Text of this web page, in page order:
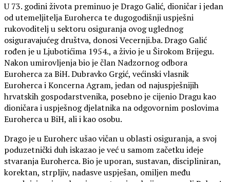
U 73. godini života preminuo je Drago Galić, dioničar i jedan
od utemeljitelja Euroherca te dugogodišnji uspješni
rukovoditelj u sektoru osiguranja ovog uglednog
osiguravajućeg društva, donosi Vecernji.ba. Drago Galić
rođen je u Ljubotićima 1954., a živio je u Širokom Brijegu.
Nakon umirovljenja bio je član Nadzornog odbora
Euroherca za BiH. Dubravko Grgić, većinski vlasnik
Euroherca i Koncerna Agram, jedan od najuspješnijih
hrvatskih gospodarstvenika, posebno je cijenio Dragu kao
dioničara i uspješnog djelatnika na odgovornim poslovima
Euroherca u BiH, ali i kao osobu.
Drago je u Euroherc ušao vičan u oblasti osiguranja, a svoj
poduzetnički duh iskazao je već u samom začetku ideje
stvaranja Euroherca. Bio je uporan, sustavan, discipliniran,
korektan, strpljiv, nadasve uspješan, omiljen među